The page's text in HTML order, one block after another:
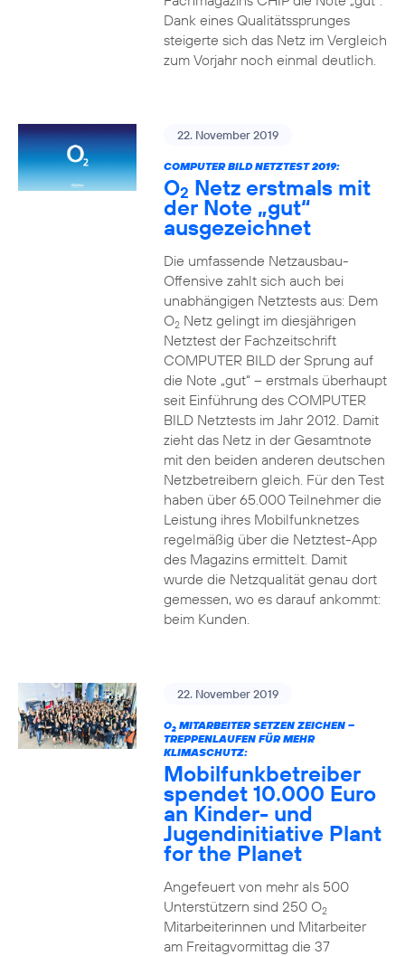
Dank eines Qualitätssprunges
steigerte sich das Netz im Vergleich
zum Vorjahr noch einmal deutlich.
22. November 2019
COMPUTER BILD NETZTEST 2019:
O2 Netz erstmals mit
der Note „gut“
ausgezeichnet
Die umfassende Netzausbau-
Offensive zahlt sich auch bei
unabhängigen Netztests aus: Dem
O2Netz gelingt im diesjährigen
Netztest der Fachzeitschrift
COMPUTER BILD der Sprung auf
die Note „gut“ – erstmals überhaupt
seit Einführung des COMPUTER
BILD Netztests im Jahr 2012. Damit
zieht das Netz in der Gesamtnote
mit den beiden anderen deutschen
Netzbetreibern gleich. Für den Test
haben über 65.000 Teilnehmer die
Leistung ihres Mobilfunknetzes
regelmäßig über die Netztest-App
des Magazins ermittelt. Damit
wurde die Netzqualität genau dort
gemessen, wo es darauf ankommt:
beim Kunden.
22. November 2019
O2MITARBEITER SETZEN ZEICHEN –
TREPPENLAUFEN FÜR MEHR
KLIMASCHUTZ:
Mobilfunkbetreiber
spendet 10.000 Euro
an Kinder- und
Jugendinitiative Plant
for the Planet
Angefeuert von mehr als 500
Unterstützern sind 250 O2
Mitarbeiterinnen und Mitarbeiter
am Freitagvormittag die 37